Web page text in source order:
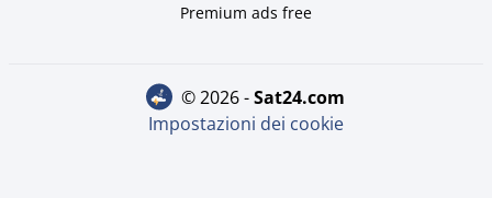
Premium ads free
© 2026 - sat24.com
Impostazioni dei cookie